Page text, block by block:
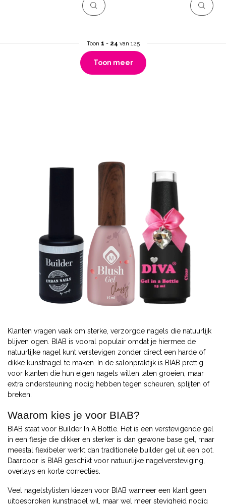
Toon 1 - 24 van 125
Toon meer
Klanten vragen vaak om sterke, verzorgde nagels die natuurlijk
blijven ogen. BIAB is vooral populair omdat je hiermee de
natuurlijke nagel kunt verstevigen zonder direct een harde of
dikke kunstnagel te maken. In de salonpraktijk is BIAB prettig
voor klanten die hun eigen nagels willen laten groeien, maar
extra ondersteuning nodig hebben tegen scheuren, splijten of
breken.
Waarom kies je voor BIAB?
BIAB staat voor Builder In A Bottle. Het is een verstevigende gel
in een flesje die dikker en sterker is dan gewone base gel, maar
meestal flexibeler werkt dan traditionele builder gel uit een pot.
Daardoor is BIAB geschikt voor natuurlijke nagelversteviging,
overlays en korte correcties.
Veel nagelstylisten kiezen voor BIAB wanneer een klant geen
uitgesproken kunstnagel wil, maar wel meer stevigheid nodig